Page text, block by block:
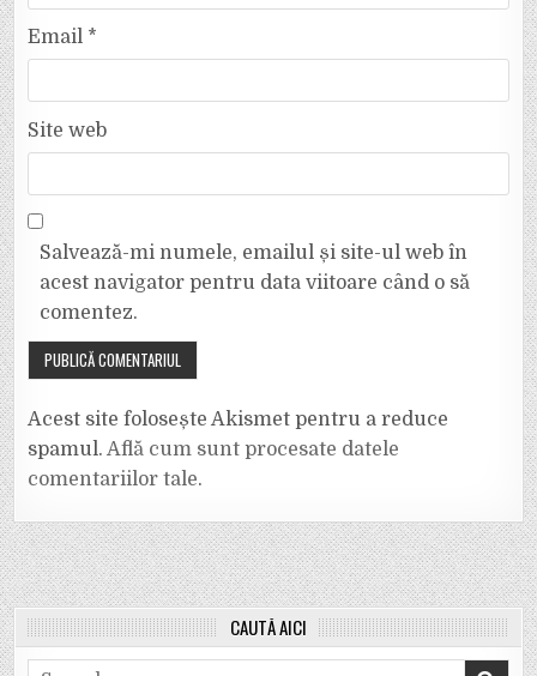
Email *
Site web
Salvează-mi numele, emailul și site-ul web în
acest navigator pentru data viitoare când o să
comentez.
Acest site folosește Akismet pentru a reduce
spamul.Află cum sunt procesate datele
comentariilor tale.
CAUTĂ AICI